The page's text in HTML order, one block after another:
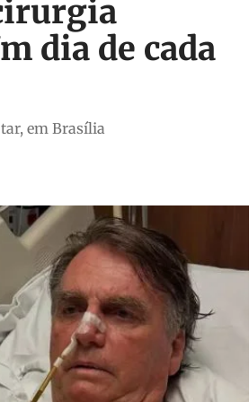
dia de cada
em Brasília